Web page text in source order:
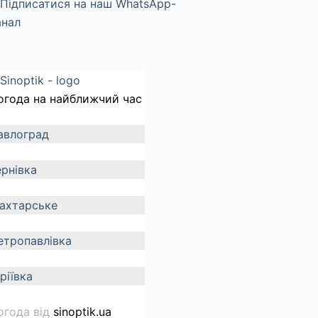
на найближчий час
від sinoptik.ua